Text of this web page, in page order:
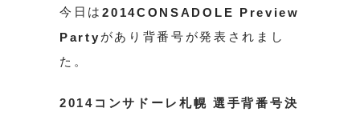
今日は2014CONSADOLE Preview
Party があり背番号が発表されまし
た。
2014コンサドーレ札幌 選手背番号決